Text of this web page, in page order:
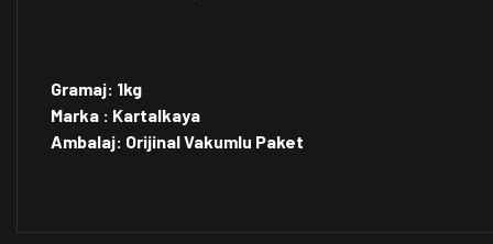
Gramaj: 1kg
Marka : Kartalkaya
Ambalaj: Orijinal Vakumlu Paket